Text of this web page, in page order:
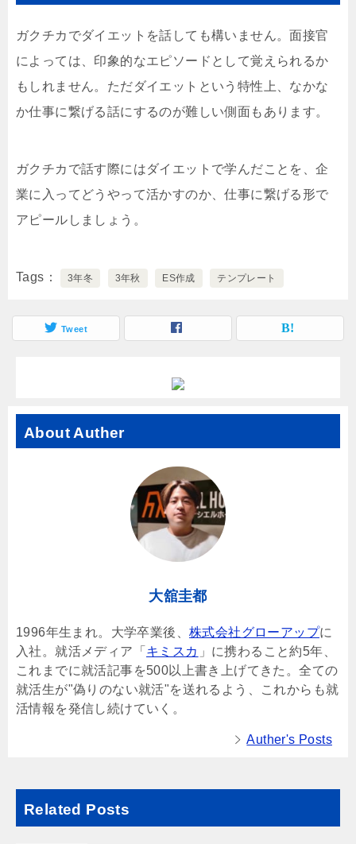
ガクチカでダイエットを話しても構いません。面接官
によっては、印象的なエピソードとして覚えられるか
もしれません。ただダイエットという特性上、なかな
か仕事に繋げる話にするのが難しい側面もあります。
ガクチカで話す際にはダイエットで学んだことを、企
業に入ってどうやって活かすのか、仕事に繋げる形で
アピールしましょう。
Tags 3年冬 3年秋 ES作成 テンプレート
Tweet
About Auther
大舘圭都
1996年生まれ。大学卒業後、 株式会社グローアップに
入社。就活メディア「 キミスカ 」に携わること約5年、
これまでに就活記事を500以上書き上げてきた。全ての
就活生が"偽りのない就活"を送れるよう、これからも就
活情報を発信し続けていく。
Auther's Posts
Related Posts